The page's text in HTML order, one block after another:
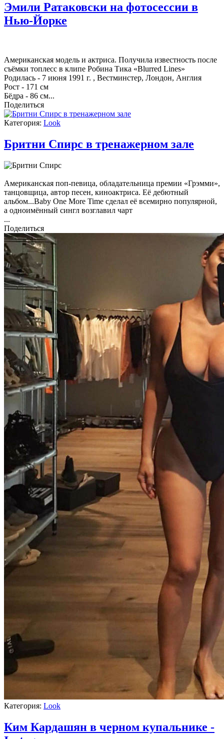
Эмили Ратаковски на фотосессии в
Нью-Йорке
Американская модель и актриса. Получила известность после
съёмки топлесс в клипе Робина Тика «Blurred Lines»
Родилась - 7 июня 1991 г. , Вестминстер, Лондон, Англия
Рост - 171 см
Бёдра - 86 см...
Поделиться
Категория: Look
Бритни Спирс в тренажерном зале
Американская поп-певица, обладательница премии «Грэмми»,
танцовщица, автор песен, киноактриса. Её дебютный
альбом...Baby One More Time сделал её всемирно популярной,
а одноимённый сингл возглавил чарт
...
Поделиться
Категория: Look
Ким Кардашян в черном купальнике -